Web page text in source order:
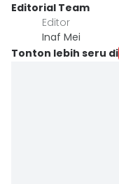
Editorial Team
Editor
Inaf Mei
Tonton lebih seru di